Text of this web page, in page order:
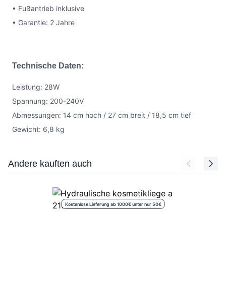
• Fußantrieb inklusive
• Garantie: 2 Jahre
Technische Daten:
Leistung: 28W
Spannung: 200-240V
Abmessungen: 14 cm hoch / 27 cm breit / 18,5 cm tief
Gewicht: 6,8 kg
Press to skip carousel
Andere kauften auch
Kostenlose Lieferung ab 1000€ unter nur 50€